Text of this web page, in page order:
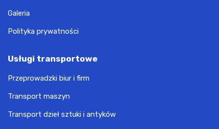
Galeria
Polityka prywatności
Usługi transportowe
Przeprowadzki biur i firm
Transport maszyn
Transport dzieł sztuki i antyków